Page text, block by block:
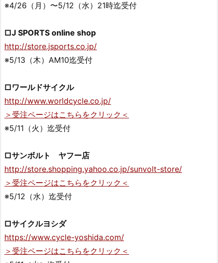
※4/26（月）〜5/12（水）21時迄受付
□J SPORTS online shop
http://store.jsports.co.jp/
※5/13（木）AM10迄受付
□ワールドサイクル
http://www.worldcycle.co.jp/
＞受注ページはこちらをクリック＜
※5/11（火）迄受付
□サンボルト ヤフー店
http://store.shopping.yahoo.co.jp/sunvolt-store/
＞受注ページはこちらをクリック＜
※5/12（水）迄受付
□サイクルヨシダ
https://www.cycle-yoshida.com/
＞受注ページはこちらをクリック＜